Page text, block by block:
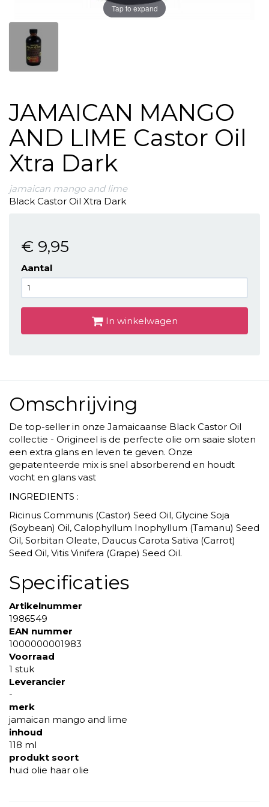
Tap to expand
JAMAICAN MANGO
AND LIME Castor Oil
Xtra Dark
jamaican mango and lime
Black Castor Oil Xtra Dark
€ 9,95
Aantal
In winkelwagen
Omschrijving
De top-seller in onze Jamaicaanse Black Castor Oil
collectie - Origineel is de perfecte olie om saaie sloten
een extra glans en leven te geven. Onze
gepatenteerde mix is snel absorberend en houdt
vocht en glans vast
INGREDIENTS :
Ricinus Communis (Castor) Seed Oil, Glycine Soja
(Soybean) Oil, Calophyllum Inophyllum (Tamanu) Seed
Oil, Sorbitan Oleate, Daucus Carota Sativa (Carrot)
Seed Oil, Vitis Vinifera (Grape) Seed Oil.
Specificaties
Artikelnummer
1986549
EAN nummer
1000000001983
Voorraad
1 stuk
Leverancier
-
merk
jamaican mango and lime
inhoud
118 ml
produkt soort
huid olie haar olie